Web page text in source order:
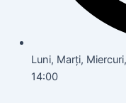
Luni, Marți,
14:00